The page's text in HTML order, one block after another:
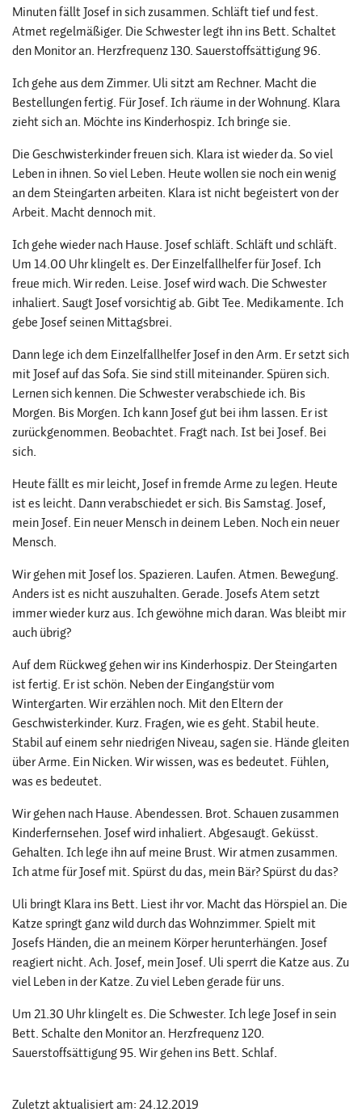
Minuten fällt Josef in sich zusammen. Schläft tief und fest.
Atmet regelmäßiger. Die Schwester legt ihn ins Bett. Schaltet
den Monitor an. Herzfrequenz 130. Sauerstoffsättigung 96.
Ich gehe aus dem Zimmer. Uli sitzt am Rechner. Macht die
Bestellungen fertig. Für Josef. Ich räume in der Wohnung. Klara
zieht sich an. Möchte ins Kinderhospiz. Ich bringe sie.
Die Geschwisterkinder freuen sich. Klara ist wieder da. So viel
Leben in ihnen. So viel Leben. Heute wollen sie noch ein wenig
an dem Steingarten arbeiten. Klara ist nicht begeistert von der
Arbeit. Macht dennoch mit.
Ich gehe wieder nach Hause. Josef schläft. Schläft und schläft.
Um 14.00 Uhr klingelt es. Der Einzelfallhelfer für Josef. Ich
freue mich. Wir reden. Leise. Josef wird wach. Die Schwester
inhaliert. Saugt Josef vorsichtig ab. Gibt Tee. Medikamente. Ich
gebe Josef seinen Mittagsbrei.
Dann lege ich dem Einzelfallhelfer Josef in den Arm. Er setzt sich
mit Josef auf das Sofa. Sie sind still miteinander. Spüren sich.
Lernen sich kennen. Die Schwester verabschiede ich. Bis
Morgen. Bis Morgen. Ich kann Josef gut bei ihm lassen. Er ist
zurückgenommen. Beobachtet. Fragt nach. Ist bei Josef. Bei
sich.
Heute fällt es mir leicht, Josef in fremde Arme zu legen. Heute
ist es leicht. Dann verabschiedet er sich. Bis Samstag. Josef,
mein Josef. Ein neuer Mensch in deinem Leben. Noch ein neuer
Mensch.
Wir gehen mit Josef los. Spazieren. Laufen. Atmen. Bewegung.
Anders ist es nicht auszuhalten. Gerade. Josefs Atem setzt
immer wieder kurz aus. Ich gewöhne mich daran. Was bleibt mir
auch übrig?
Auf dem Rückweg gehen wir ins Kinderhospiz. Der Steingarten
ist fertig. Er ist schön. Neben der Eingangstür vom
Wintergarten. Wir erzählen noch. Mit den Eltern der
Geschwisterkinder. Kurz. Fragen, wie es geht. Stabil heute.
Stabil auf einem sehr niedrigen Niveau, sagen sie. Hände gleiten
über Arme. Ein Nicken. Wir wissen, was es bedeutet. Fühlen,
was es bedeutet.
Wir gehen nach Hause. Abendessen. Brot. Schauen zusammen
Kinderfernsehen. Josef wird inhaliert. Abgesaugt. Geküsst.
Gehalten. Ich lege ihn auf meine Brust. Wir atmen zusammen.
Ich atme für Josef mit. Spürst du das, mein Bär? Spürst du das?
Uli bringt Klara ins Bett. Liest ihr vor. Macht das Hörspiel an. Die
Katze springt ganz wild durch das Wohnzimmer. Spielt mit
Josefs Händen, die an meinem Körper herunterhängen. Josef
reagiert nicht. Ach. Josef, mein Josef. Uli sperrt die Katze aus. Zu
viel Leben in der Katze. Zu viel Leben gerade für uns.
Um 21.30 Uhr klingelt es. Die Schwester. Ich lege Josef in sein
Bett. Schalte den Monitor an. Herzfrequenz 120.
Sauerstoffsättigung 95. Wir gehen ins Bett. Schlaf.
Zuletzt aktualisiert am: 24.12.2019